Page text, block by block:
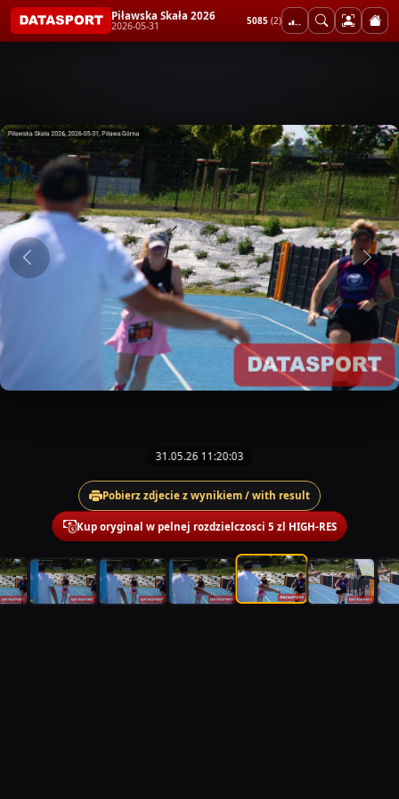
Piławska Skała 2026
2026-05-31 5085 (2)
31.05.26 11:20:03
Pobierz zdjecie z wynikiem / with result
Kup oryginal w pelnej rozdzielczosci 5 zl HIGH-RES